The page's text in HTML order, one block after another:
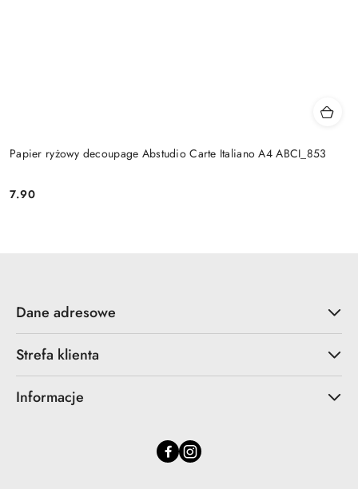
Papier ryżowy decoupage Abstudio Carte Italiano A4 ABCI_853
Cena:
7.90
Dane adresowe
Strefa klienta
Informacje